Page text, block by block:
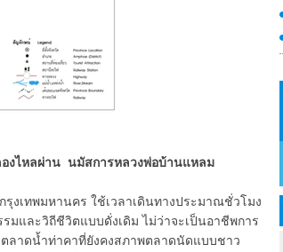
หลผ่าน นมัสการหลวงพ่อบ้านแหลม
ทพมหานคร ใช้เวลาเดินทางประมาณชั่วโมง
มและวิถีชีวิตแบบดั่งเดิม ไม่ว่าจะเป็นอาชีพการ
ลาดน้ำท่าคาที่ยังคงสภาพตลาดนัดแบบชาว